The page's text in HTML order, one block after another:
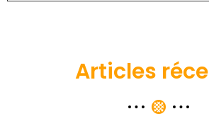
Articles